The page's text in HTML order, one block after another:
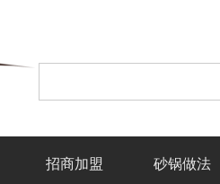
招商加盟 砂锅做法